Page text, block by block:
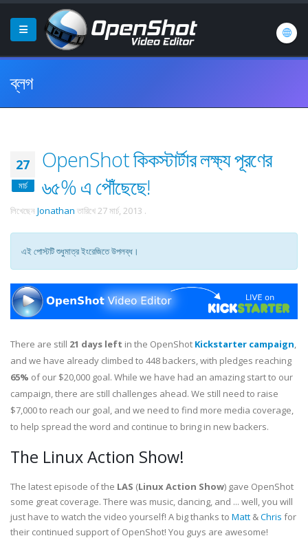
ব্লগ
27
মার্চ
OpenShot কিকস্টার্টার লক্ষ্য পূরণের
৬৫% এ পৌঁছেছে!
লিখেছেন Jonathan তারিখে27 মার্চ, 2013 .
এই পোস্টটি শুধুমাত্র ইংরেজিতে উপলব্ধ।
There are still 21 days left in the OpenShot Kickstarter campaign,
and we have already climbed to 448 backers, with pledges reaching
65% of our $20,000 goal. While we have had an amazing start to our
campaign, there are still challenges ahead. We still need to raise
$7,000 to reach our goal, and we need to find more media coverage,
to help spread the word and continue to bring in new backers.
The Linux Action Show!
The latest episode of the LAS (Linux Action Show) gave OpenShot
some great coverage. There was music, dancing, and ... well, you will
just have to watch the video yourself! A big thanks to Matt &Chris for
their continued support of OpenShot! You guys are awesome!